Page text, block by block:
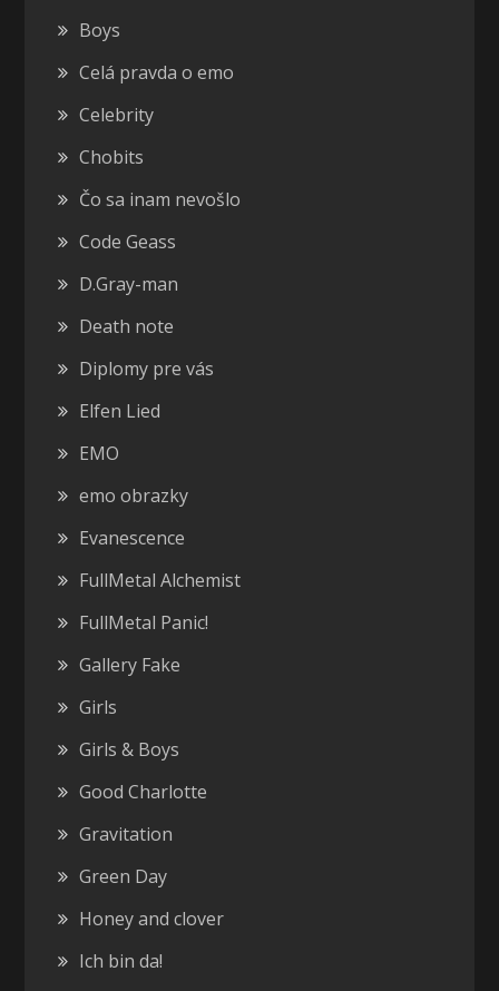
Boys
Celá pravda o emo
Celebrity
Chobits
Čo sa inam nevošlo
Code Geass
D.Gray-man
Death note
Diplomy pre vás
Elfen Lied
EMO
emo obrazky
Evanescence
FullMetal Alchemist
FullMetal Panic!
Gallery Fake
Girls
Girls & Boys
Good Charlotte
Gravitation
Green Day
Honey and clover
Ich bin da!